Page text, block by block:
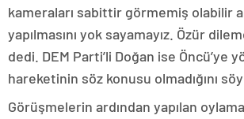
kameraları sabittir görmemiş olabilir
yapılmasını yok sayamayız. Özür
dedi. DEM Parti’li Doğan ise Öncü’ye
hareketinin söz konusu olmadığını
Görüşmelerin ardından yapılan